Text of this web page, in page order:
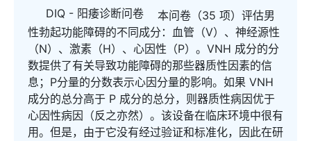
DIQ - 阳痿诊断问卷
本问卷（35 项）评估男
性勃起功能障碍的不同成分：血管（V）、神经源性
（N）、激素（H）、心因性（P）。VNH 成分的分
数提供了有关导致功能障碍的那些器质性因素的信
息；P分量的分数表示心因分量的影响。如果 VNH
成分的总分高于 P 成分的总分，则器质性病因优于
心因性病因（反之亦然）。该设备在临床环境中很有
用。但是，由于它没有经过验证和标准化，因此在研